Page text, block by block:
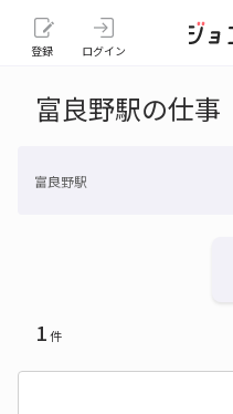
登録 ログイン
富良野駅の仕事
富良野駅
1件